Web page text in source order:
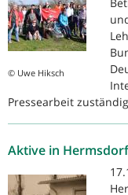
© Uwe Hiksch
Pressearbeit
Aktive in